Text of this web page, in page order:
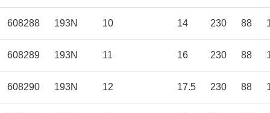
608288 193N 10 14 230 88
608289 193N 11 16 230 88
608290 193N 12 17.5 230 88